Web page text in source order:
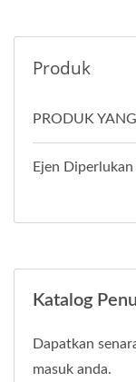
Produk
PRODUK
Ejen Diperlukan
Katalog
Dapatkan
masuk anda.